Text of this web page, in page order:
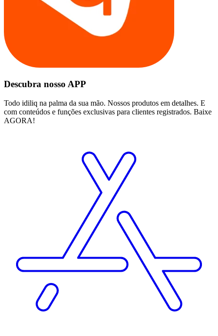
Descubra nosso APP
Todo idiliq na palma da sua mão. Nossos produtos em detalhes. E
com conteúdos e funções exclusivas para clientes registrados. Baixe
AGORA!